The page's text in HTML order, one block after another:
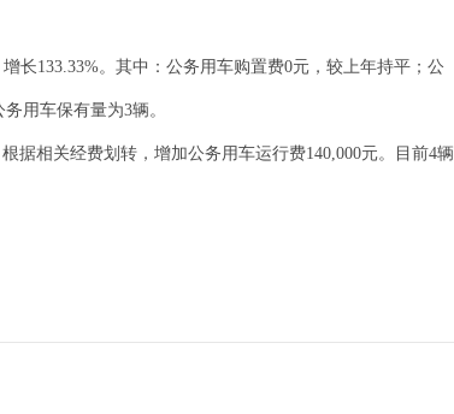
长133.33%。其中：公务用车购置费0元，较上年持平；公
用车保有量为3辆。
据相关经费划转，增加公务用车运行费140,000元。目前4辆